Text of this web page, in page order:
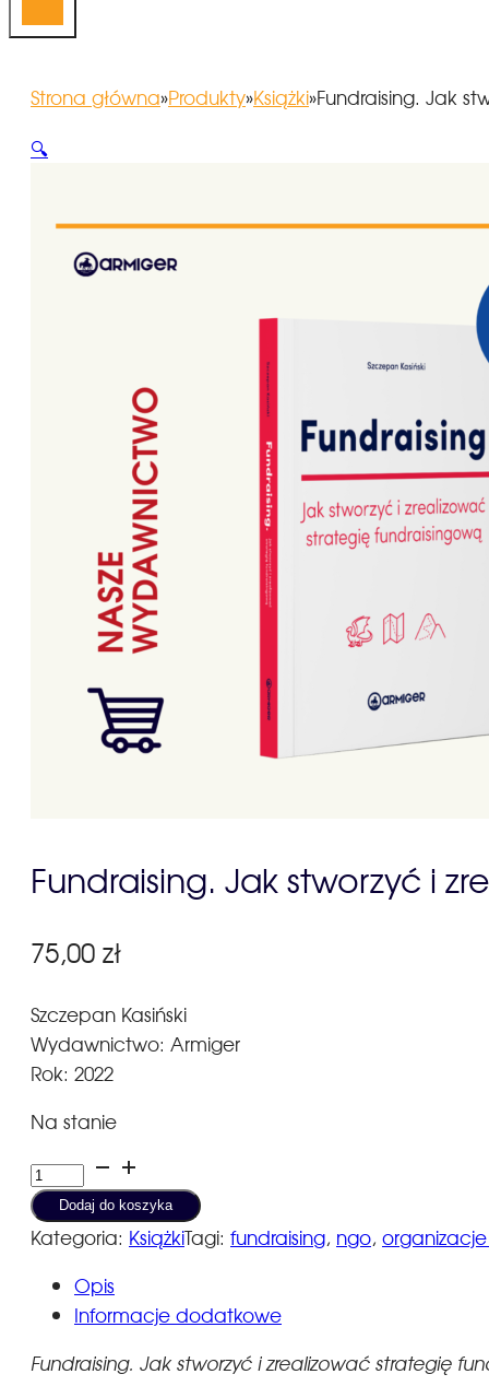
Strona główna»Produkty»Książki»Fundraising. Jak
🔍
Fundraising. Jak stworzyć i
75,00 zł
Szczepan Kasiński
Wydawnictwo: Armiger
Rok: 2022
Na stanie
ilość
Fundraising.
Jak
stworzyć
zrealizować
fundraisingową
Dodaj do koszyka
Kategoria: KsiążkiTagi: fundraising, ngo,
Opis
Informacje dodatkowe
Fundraising. Jak stworzyć i zrealizować strategię